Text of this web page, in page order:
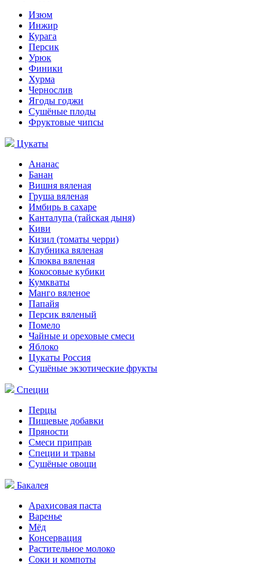
Изюм
Инжир
Курага
Персик
Урюк
Финики
Хурма
Чернослив
Ягоды годжи
Сушёные плоды
Фруктовые чипсы
Цукаты
Ананас
Банан
Вишня вяленая
Груша вяленая
Имбирь в сахаре
Канталупа (тайская дыня)
Киви
Кизил (томаты черри)
Клубника вяленая
Клюква вяленая
Кокосовые кубики
Кумкваты
Манго вяленое
Папайя
Персик вяленый
Помело
Чайные и ореховые смеси
Яблоко
Цукаты Россия
Сушёные экзотические фрукты
Специи
Перцы
Пищевые добавки
Пряности
Смеси приправ
Специи и травы
Сушёные овощи
Бакалея
Арахисовая паста
Варенье
Мёд
Консервация
Растительное молоко
Соки и компоты